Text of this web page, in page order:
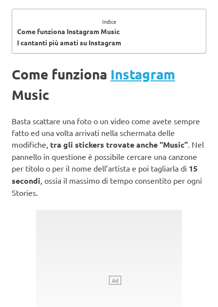
Indice
Come funziona Instagram Music
I cantanti più amati su Instagram
Come funziona Instagram
Music
Basta scattare una foto o un video come avete sempre
fatto ed una volta arrivati nella schermata delle
modifiche, tra gli stickers trovate anche “Music” . Nel
pannello in questione è possibile cercare una canzone
per titolo o per il nome dell’artista e poi tagliarla di 15
secondi , ossia il massimo di tempo consentito per ogni
Stories.